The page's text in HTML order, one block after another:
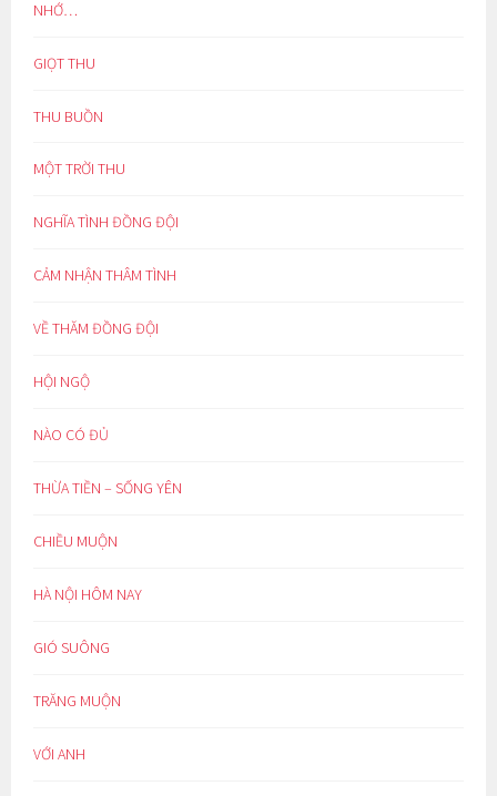
NHỚ…
GIỌT THU
THU BUỒN
MỘT TRỜI THU
NGHĨA TÌNH ĐỒNG ĐỘI
CẢM NHẬN THÂM TÌNH
VỀ THĂM ĐỒNG ĐỘI
HỘI NGỘ
NÀO CÓ ĐỦ
THỪA TIỀN – SỐNG YÊN
CHIỀU MUỘN
HÀ NỘI HÔM NAY
GIÓ SUÔNG
TRĂNG MUỘN
VỚI ANH